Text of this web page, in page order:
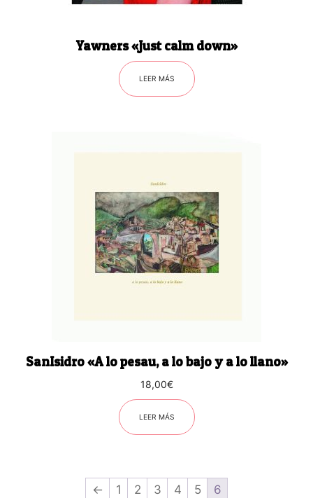
Yawners «Just calm down»
LEER MÁS
SanIsidro «A lo pesau, a lo bajo y a lo llano»
18,00€
LEER MÁS
← 1 2 3 4 5 6